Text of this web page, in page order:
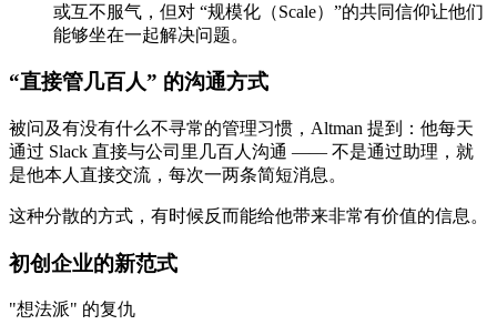
或互不服气，但对 “规模化（Scale）”的共同信仰让他们
能够坐在一起解决问题。
“直接管几百人” 的沟通方式
被问及有没有什么不寻常的管理习惯，Altman 提到：他每天
通过 Slack 直接与公司里几百人沟通 —— 不是通过助理，就
是他本人直接交流，每次一两条简短消息。
这种分散的方式，有时候反而能给他带来非常有价值的信息。
初创企业的新范式
"想法派" 的复仇